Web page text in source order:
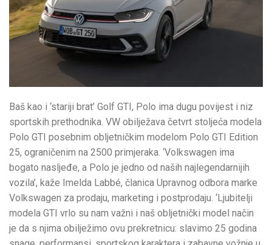
Baš kao i ‘stariji brat’ Golf GTI, Polo ima dugu povijest i niz
sportskih prethodnika. VW obilježava četvrt stoljeća modela
Polo GTI posebnim obljetničkim modelom Polo GTI Edition
25, ograničenim na 2500 primjeraka. ‘Volkswagen ima
bogato nasljeđe, a Polo je jedno od naših najlegendarnijih
vozila’, kaže Imelda Labbé, članica Upravnog odbora marke
Volkswagen za prodaju, marketing i postprodaju. ‘Ljubitelji
modela GTI vrlo su nam važni i naš obljetnički model način
je da s njima obilježimo ovu prekretnicu: slavimo 25 godina